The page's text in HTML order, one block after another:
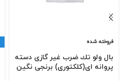
فروخته شده
بال ولو تك ضرب غیر گازی دسته
پروانه ای(كلكتوری) برنجی نگین